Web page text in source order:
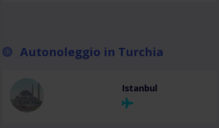
Autonoleggio in Turchia
Istanbul